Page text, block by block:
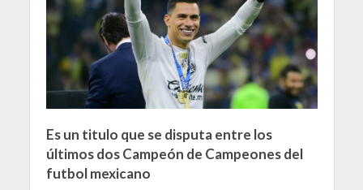
Es un titulo que se disputa entre los
últimos dos Campeón de Campeones del
futbol mexicano